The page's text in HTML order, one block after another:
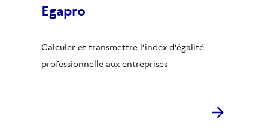
Egapro
Calculer et transmettre l’index d’égalité
professionnelle aux entreprises